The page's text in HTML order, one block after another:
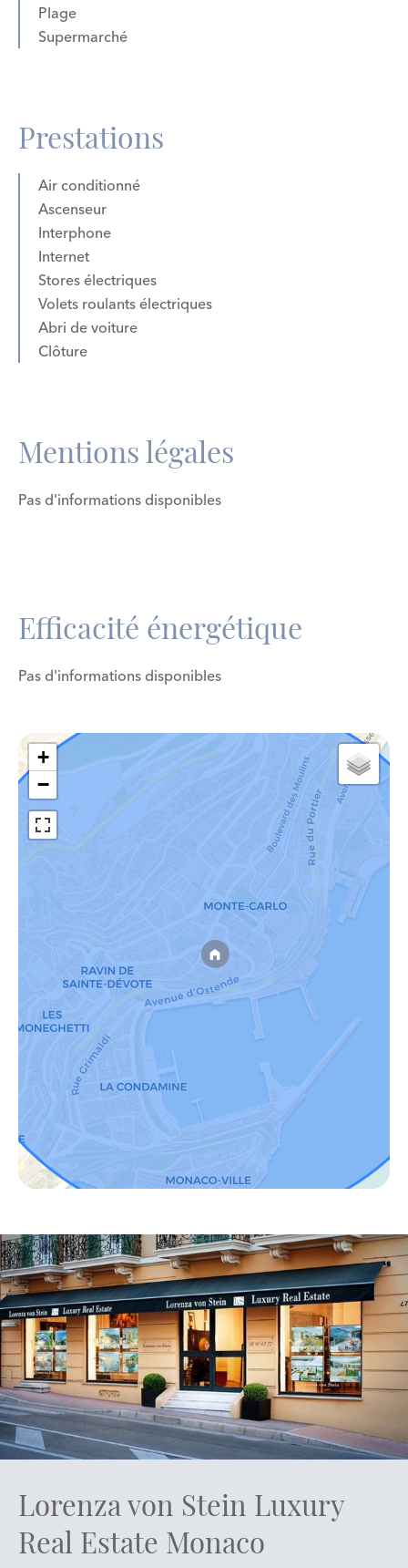
Plage
Supermarché
Prestations
Air conditionné
Ascenseur
Interphone
Internet
Stores électriques
Volets roulants électriques
Abri de voiture
Clôture
Mentions légales
Pas d'informations disponibles
Efficacité énergétique
Pas d'informations disponibles
+
−
Lorenza von Stein Luxury
Real Estate Monaco